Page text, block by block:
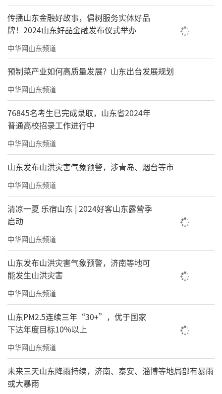
场经济、商品经济的书，能找的都看了一遍，
看了20多本。1995年在胜利油田，我住了58
天，为解放“资本”这个词，把马克思的资本
是带来剩余价值的价值改成能够增值的价值，
我钻研了58天，没有动。在那里，这时候我才
认真地读了一遍马克思的《资本论》。早先，
部队发过两次资本论，翻了，读不进去，只是
一个摆设。到了40岁读书和年少的时候读书是
大不一样的。读书主要是为了使用，为了使用
才能更好地读书。心大了，也野了，在读书中
论，这时候已经进入了新的阶段。我读书观变
化大概就是在这个时候。
传播山东金融好故事，倡树服务实体好品
牌！2024山东好品金融发布仪式举办
中华网山东频道
预制菜产业如何高质量发展？山东出台发展规划
中华网山东频道
76845名考生已完成录取，山东省2024年
普通高校招录工作进行中
中华网山东频道
山东发布山洪灾害气象预警，涉青岛、烟台等市
中华网山东频道
清凉一夏 乐宿山东 | 2024好客山东露营季
启动
中华网山东频道
山东发布山洪灾害气象预警，济南等地可
能发生山洪灾害
中华网山东频道
山东PM2.5连续三年“30+”，优于国家
下达年度目标10%以上
中华网山东频道
未来三天山东降雨持续，济南、泰安、淄博等地局部有暴雨
或大暴雨